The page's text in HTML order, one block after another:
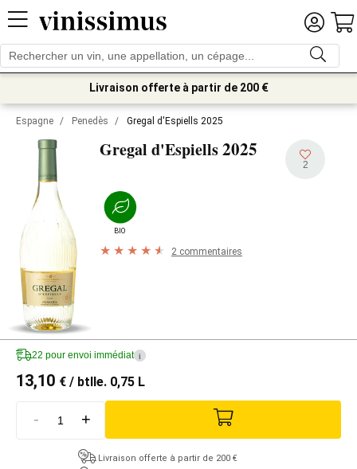
Livraison offerte à partir de 200 €
Espagne / Penedès / Gregal d'Espiells 2025
Gregal d'Espiells2025
2
BIO
2 commentaires
22 pour envoi immédiat i
13,10 € / btlle. 0,75 L
- +
Livraison offerte à partir de 200 €